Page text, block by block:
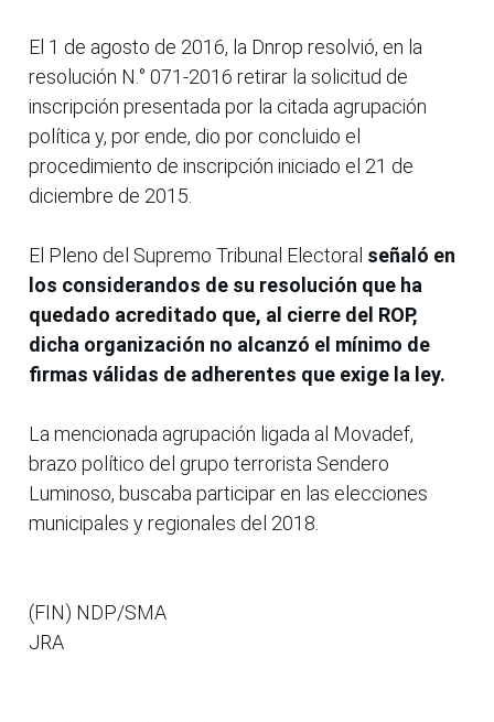
El 1 de agosto de 2016, la Dnrop resolvió, en la
resolución N.° 071-2016 retirar la solicitud de
inscripción presentada por la citada agrupación
política y, por ende, dio por concluido el
procedimiento de inscripción iniciado el 21 de
diciembre de 2015.
El Pleno del Supremo Tribunal Electoral señaló en
los considerandos de su resolución que ha
quedado acreditado que, al cierre del ROP,
dicha organización no alcanzó el mínimo de
firmas válidas de adherentes que exige la ley.
La mencionada agrupación ligada al Movadef,
brazo político del grupo terrorista Sendero
Luminoso, buscaba participar en las elecciones
municipales y regionales del 2018.
(FIN) NDP/SMA
JRA